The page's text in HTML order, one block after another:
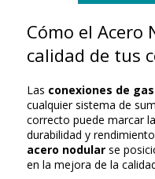
Cómo el Acero
calidad de tus
Las conexiones de gas
cualquier sistema de
correcto puede marcar
durabilidad y
acero nodular se
en la mejora de la